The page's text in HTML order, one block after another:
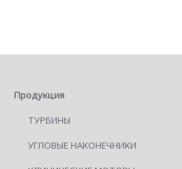
Продукция
ТУРБИНЫ
УГЛОВЫЕ НАКОНЕЧНИКИ